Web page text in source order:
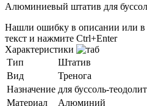
Алюминиевый штатив для
Нашли ошибку в описании или в
текст и нажмите Ctrl+Enter
Характеристики
Тип
Штатив
Вид
Тренога
Назначение для буссоль-
Материал
Алюминий